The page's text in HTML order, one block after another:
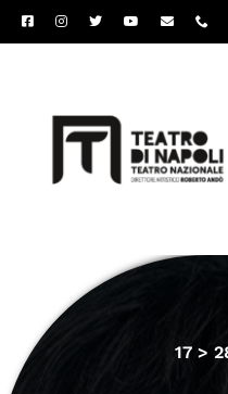
Salta
al
17 >